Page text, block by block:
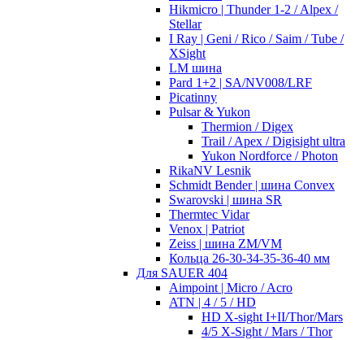
Hikmicro | Thunder 1-2 / Alpex /
Stellar
I Ray | Geni / Rico / Saim / Tube /
XSight
LM шина
Pard 1+2 | SA/NV008/LRF
Picatinny
Pulsar & Yukon
Thermion / Digex
Trail / Apex / Digisight ultra
Yukon Nordforce / Photon
RikaNV Lesnik
Schmidt Bender | шина Convex
Swarovski | шина SR
Thermtec Vidar
Venox | Patriot
Zeiss | шина ZM/VM
Кольца 26-30-34-35-36-40 мм
Для SAUER 404
Aimpoint | Micro / Acro
ATN | 4 / 5 / HD
HD X-sight I+II/Thor/Mars
4/5 X-Sight / Mars / Thor